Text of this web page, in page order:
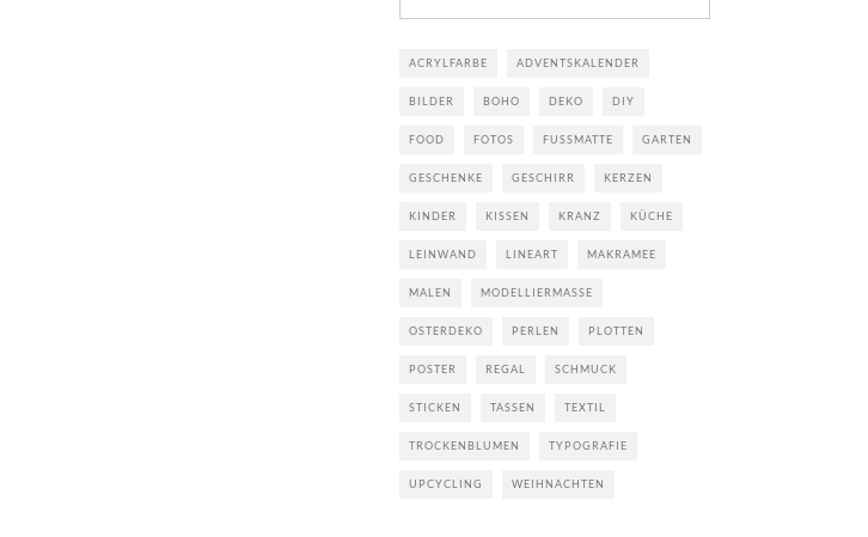
ACRYLFARBE ADVENTSKALENDER
BILDER BOHO DEKO DIY
FOOD FOTOS FUSSMATTE GARTEN
GESCHENKE GESCHIRR KERZEN
KINDER KISSEN KRANZ KÜCHE
LEINWAND LINEART MAKRAMEE
MALEN MODELLIERMASSE
OSTERDEKO PERLEN PLOTTEN
POSTER REGAL SCHMUCK
STICKEN TASSEN TEXTIL
TROCKENBLUMEN TYPOGRAFIE
UPCYCLING WEIHNACHTEN